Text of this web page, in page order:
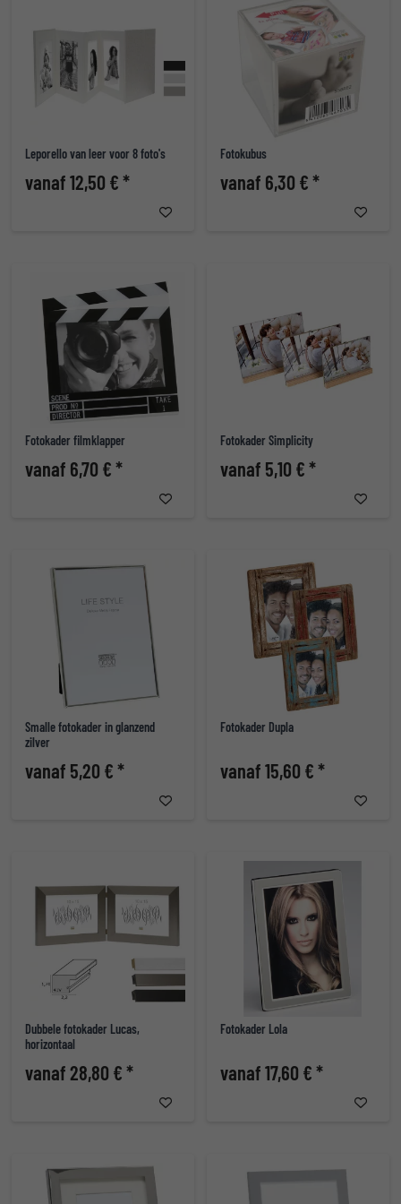
Leporello van leer voor 8 foto's
vanaf 12,50 € *
Fotokubus
vanaf 6,30 € *
Fotokader filmklapper
vanaf 6,70 € *
Fotokader Simplicity
vanaf 5,10 € *
Smalle fotokader in glanzend
zilver
vanaf 5,20 € *
Fotokader Dupla
vanaf 15,60 € *
Dubbele fotokader Lucas,
horizontaal
vanaf 28,80 € *
Fotokader Lola
vanaf 17,60 € *